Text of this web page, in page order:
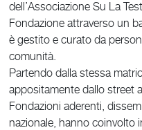
dell’Associazione Su La
Fondazione attraverso un
è gestito e curato da
comunità.
Partendo dalla stessa
appositamente dallo street
Fondazioni aderenti,
nazionale, hanno coinvolto